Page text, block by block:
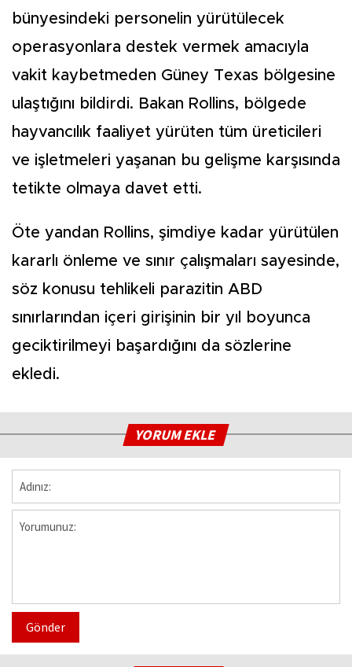
bünyesindeki personelin yürütülecek
operasyonlara destek vermek amacıyla
vakit kaybetmeden Güney Texas bölgesine
ulaştığını bildirdi. Bakan Rollins, bölgede
hayvancılık faaliyet yürüten tüm üreticileri
ve işletmeleri yaşanan bu gelişme karşısında
tetikte olmaya davet etti.
Öte yandan Rollins, şimdiye kadar yürütülen
kararlı önleme ve sınır çalışmaları sayesinde,
söz konusu tehlikeli parazitin ABD
sınırlarından içeri girişinin bir yıl boyunca
geciktirilmeyi başardığını da sözlerine
ekledi.
YORUM EKLE
Gönder